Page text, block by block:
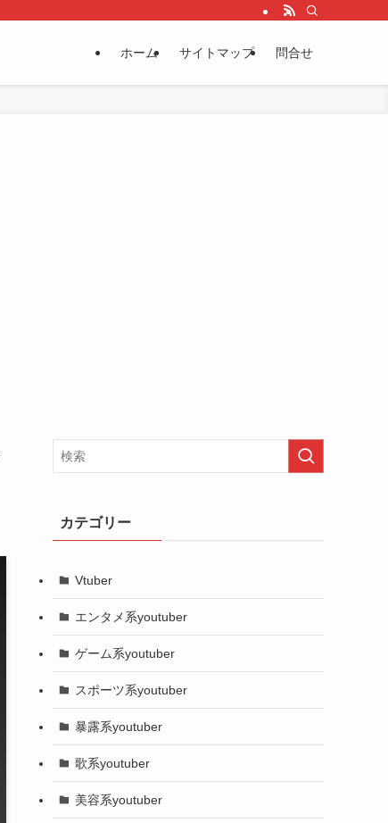
ホーム サイトマップ 問合せ
カテゴリー
Vtuber
エンタメ系youtuber
ゲーム系youtuber
スポーツ系youtuber
暴露系youtuber
歌系youtuber
美容系youtuber